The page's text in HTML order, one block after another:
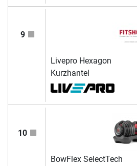
9
Livepro Hexagon
Kurzhantel
10
BowFlex SelectTech